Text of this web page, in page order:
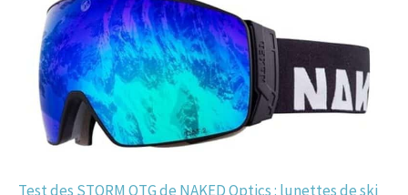
Test des STORM OTG de NAKED Optics : lunettes de ski